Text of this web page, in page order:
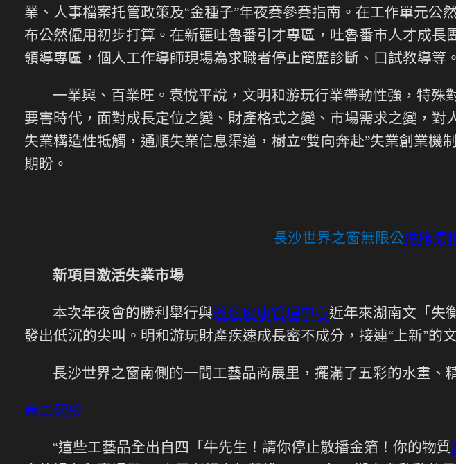
業、人事檔案托管政策及“金種子”年夜賽參賽指南。在工作單元公
布公然僱用初步打算。在新疆吐魯番引才專區，吐魯番市人才成
領導專區，個人工作導師現場為求職者停止簡歷診斷、口試教導等。
一業興、百業旺。袁悅平說，文明和游玩行業帶動性強，特
要害時代，面對成長定位之變、財產格式之變、市場需求之變，
失業構造性牴觸，通順失業信息渠道，樹立“雙向奔赴”失業創業
期盼。
長沙世界之窗無限公供膳體
新項目激活失業市場
本次年夜會的勝利舉行與巡迴健康管理中心近年來湖南文「失
發出低沉的尖叫。明和游玩財產疾速成長密不成分，接連“上新”的
長沙世界之窗南側的一間工藝品商展里，擺滿了五彩的水畫、
員工健檢
“這些工藝品全出自四「牛先生！請你停止散播金箔！你的物質